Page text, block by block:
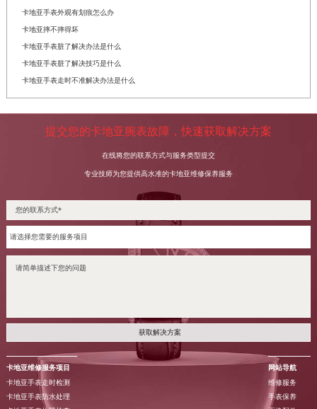
卡地亚手表外观有划痕怎么办
卡地亚摔不摔得坏
卡地亚手表脏了解决办法是什么
卡地亚手表脏了解决技巧是什么
卡地亚手表走时不准解决办法是什么
提交您的卡地亚腕表故障，快速获取解决方案
在线将您的联系方式与服务类型提交
专业技师为您提供高水准的卡地亚维修保养服务
获取解决方案
卡地亚维修服务项目
卡地亚手表走时检测
卡地亚手表防水处理
网站导航
维修服务
手表保养